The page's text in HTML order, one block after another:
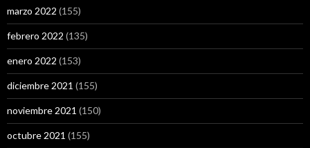
marzo 2022 (155)
febrero 2022 (135)
enero 2022 (153)
diciembre 2021 (155)
noviembre 2021 (150)
octubre 2021 (155)